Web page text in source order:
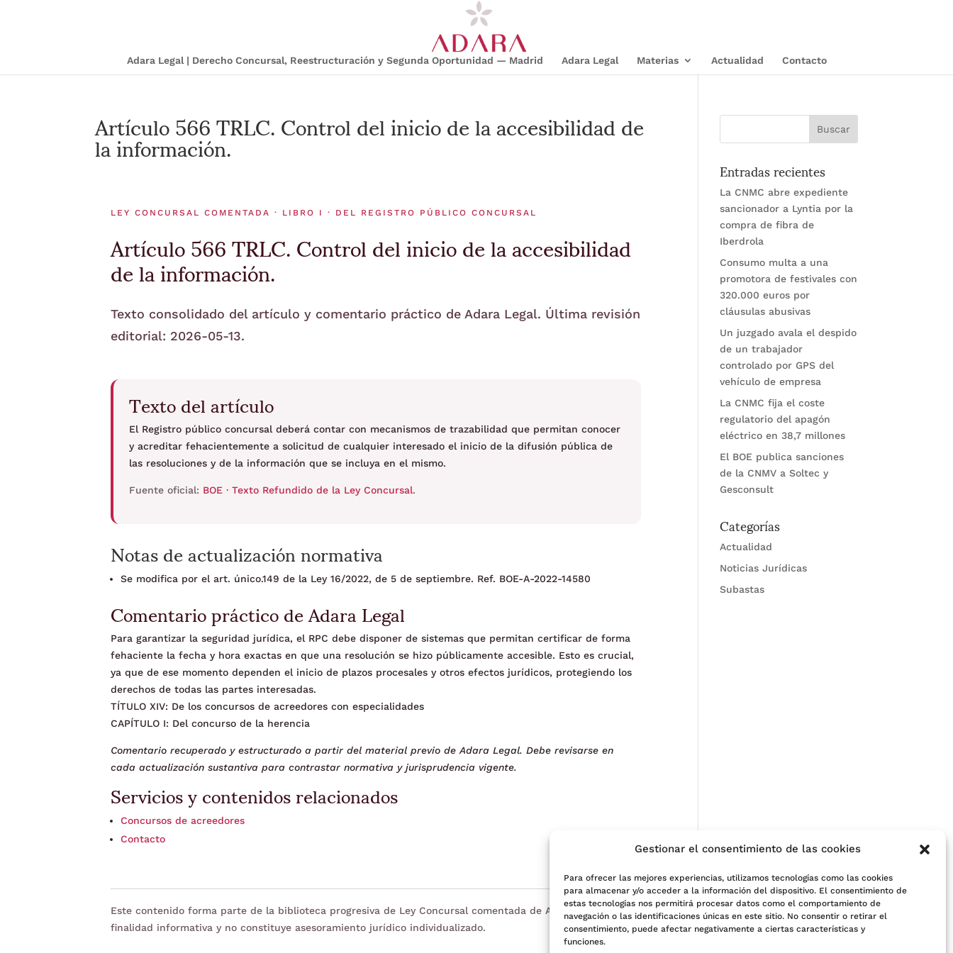
Gestionar el consentimiento de las cookies
Para ofrecer las mejores experiencias, utilizamos tecnologías como las cookies
para almacenar y/o acceder a la información del dispositivo. El consentimiento de
estas tecnologías nos permitirá procesar datos como el comportamiento de
navegación o las identificaciones únicas en este sitio. No consentir o retirar el
consentimiento, puede afectar negativamente a ciertas características y
funciones.
Adara Legal | Derecho Concursal, Reestructuración y Segunda Oportunidad — Madrid Adara Legal Materias Actualidad Contacto
Artículo 566 TRLC. Control del inicio de la accesibilidad de
la información.
LEY CONCURSAL COMENTADA · LIBRO I · DEL REGISTRO PÚBLICO CONCURSAL
Artículo 566 TRLC. Control del inicio de la accesibilidad
de la información.
Texto consolidado del artículo y comentario práctico de Adara Legal. Última revisión
editorial: 2026-05-13.
Texto del artículo
El Registro público concursal deberá contar con mecanismos de trazabilidad que permitan conocer
y acreditar fehacientemente a solicitud de cualquier interesado el inicio de la difusión pública de
las resoluciones y de la información que se incluya en el mismo.
Fuente oficial: BOE · Texto Refundido de la Ley Concursal.
Notas de actualización normativa
Se modifica por el art. único.149 de la Ley 16/2022, de 5 de septiembre. Ref. BOE-A-2022-14580
Comentario práctico de Adara Legal
Para garantizar la seguridad jurídica, el RPC debe disponer de sistemas que permitan certificar de forma
fehaciente la fecha y hora exactas en que una resolución se hizo públicamente accesible. Esto es crucial,
ya que de ese momento dependen el inicio de plazos procesales y otros efectos jurídicos, protegiendo los
derechos de todas las partes interesadas.
TÍTULO XIV: De los concursos de acreedores con especialidades
CAPÍTULO I: Del concurso de la herencia
Comentario recuperado y estructurado a partir del material previo de Adara Legal. Debe revisarse en
cada actualización sustantiva para contrastar normativa y jurisprudencia vigente.
Servicios y contenidos relacionados
Concursos de acreedores
Contacto
Este contenido forma parte de la biblioteca progresiva de Ley Concursal comentada de Adara Legal. Tiene
finalidad informativa y no constituye asesoramiento jurídico individualizado.
Entradas recientes
La CNMC abre expediente
sancionador a Lyntia por la
compra de fibra de
Iberdrola
Consumo multa a una
promotora de festivales con
320.000 euros por
cláusulas abusivas
Un juzgado avala el despido
de un trabajador
controlado por GPS del
vehículo de empresa
La CNMC fija el coste
regulatorio del apagón
eléctrico en 38,7 millones
El BOE publica sanciones
de la CNMV a Soltec y
Gesconsult
Categorías
Actualidad
Noticias Jurídicas
Subastas